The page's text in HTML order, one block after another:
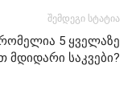
შემდეგი სტატია
5 ყველაზე
მდიდარი საკვები?